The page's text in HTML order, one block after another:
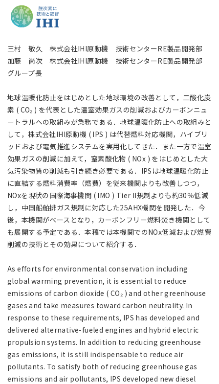
アジア大洋州 (English)
海外事務所
三村 敬久 株式会社IHI原動機 技術センターRE製品開発部
加藤 尚次 株式会社IHI原動機 技術センターRE製品開発部
グループ長
地球温暖化防止をはじめとした地球環境の改善として，二酸化炭
素 ( CO₂ ) を代表とした温室効果ガスの削減およびカーボンニュ
ートラルへの取組みが急務である．地球温暖化防止への取組みと
して，株式会社IHI原動機 ( IPS ) は代替燃料対応機関，ハイブリ
ッドおよび電気推進システムを実用化してきた．また一方で温室
効果ガスの削減に加えて，窒素酸化物 ( NOx ) をはじめとした大
気汚染物質の削減も引き続き必要である．IPSは地球温暖化防止
に直結する燃料消費率（燃費）を従来機関よりも改善しつつ，
NOxを現状の国際海事機関 ( IMO ) Tier II規制よりも約30％低減
し，中国船舶排ガス規制に対応した25AHX機関を開発した．今
後，本機関がベースとなり，カーボンフリー燃料焚き機関として
も展開する予定である．本稿では本機関でのNOx低減および燃費
削減の技術とその効果について紹介する．
As efforts for environmental conservation including
global warming prevention, it is essential to reduce
emissions of carbon dioxide ( CO₂ ) and other greenhouse
gases and take measures toward carbon neutrality. In
response to these requirements, IPS has developed and
delivered alternative-fueled engines and hybrid electric
propulsion systems. In addition to reducing greenhouse
gas emissions, it is still indispensable to reduce air
pollutants. To satisfy both of reducing greenhouse gas
emissions and air pollutants, IPS developed new diesel